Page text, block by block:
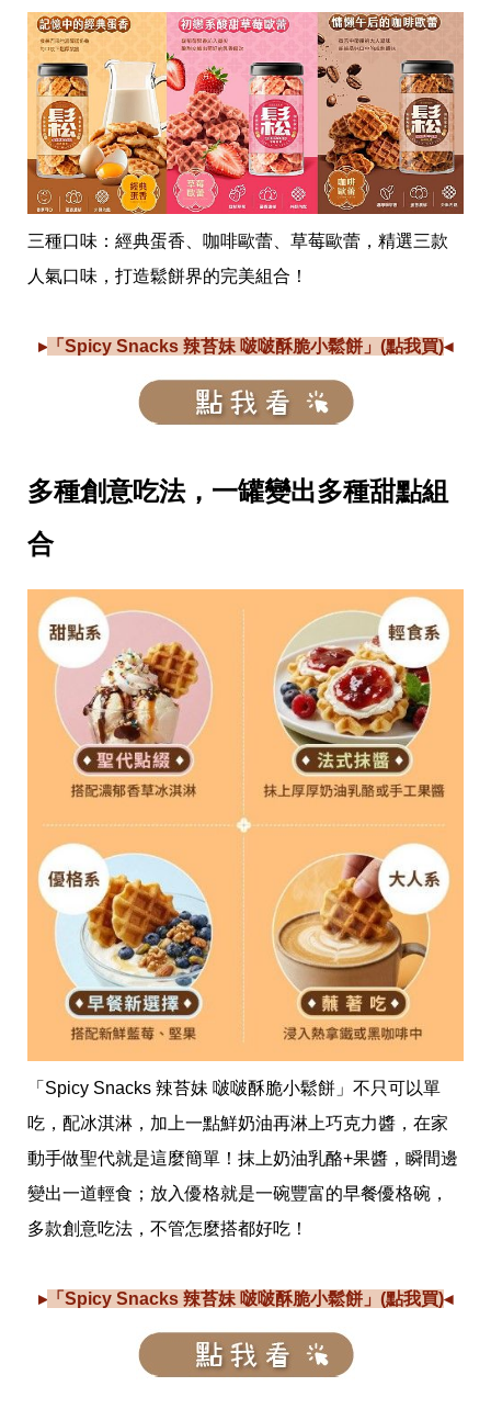
事
惠
懶
人
包
投
聲
明
三種口味：經典蛋香、咖啡歐蕾、草莓歐蕾，精選三款
人氣口味，打造鬆餅界的完美組合！
▸ 「Spicy Snacks 辣苔妹 啵啵酥脆小鬆餅」(點我買)◂
多種創意吃法，一罐變出多種甜點組
合
「Spicy Snacks 辣苔妹 啵啵酥脆小鬆餅」不只可以單
吃，配冰淇淋，加上一點鮮奶油再淋上巧克力醬，在家
動手做聖代就是這麼簡單！抹上奶油乳酪+果醬，瞬間邊
變出一道輕食；放入優格就是一碗豐富的早餐優格碗，
多款創意吃法，不管怎麼搭都好吃！
▸ 「Spicy Snacks 辣苔妹 啵啵酥脆小鬆餅」(點我買)◂